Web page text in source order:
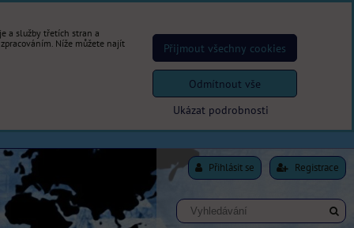
Přihlásit se Registrace
a služby třetích stran a
Níže můžete najít
Ukázat podrobnosti
Přijmout všechny cookies
Odmítnout vše